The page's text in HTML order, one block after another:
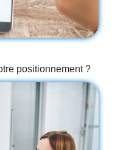
positionnement ?